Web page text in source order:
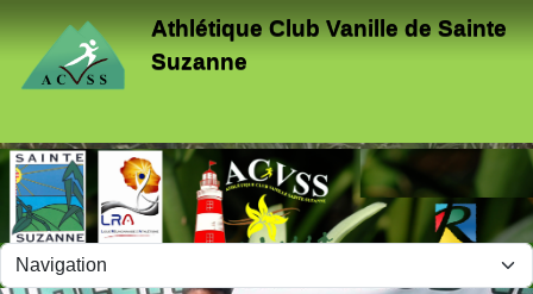
Athlétique Club Vanille de Sainte
Suzanne